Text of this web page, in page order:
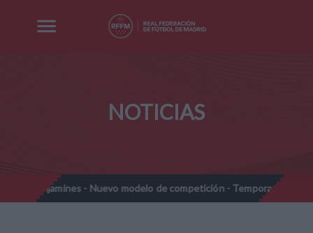
NOTICIAS
- Nuevo modelo de competición - Temporada 2026-2027